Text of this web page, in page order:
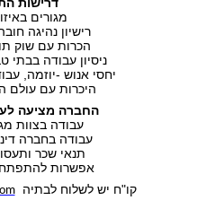
מגורים
רישיון נהיגה
הכרות עם שוק
ניסיון עבודה
יחסי אנוש -יוזמה,
היכרות עם עולם
החברה מציעה
עבודה בצוות
עבודה בחברה
תנאי שכר
אפשרות
קו"ח יש לשלוח לבתיה